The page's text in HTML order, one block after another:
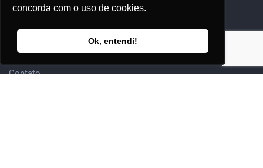
concorda com o uso de cookies.
Ok, entendi!
Quem Somos
Nossos Eventos
Editora Adhonep
Contato